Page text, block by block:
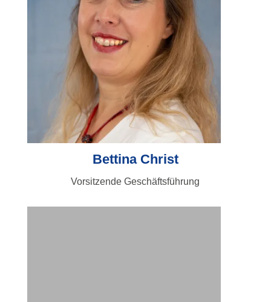
Bettina Christ
Vorsitzende Geschäftsführung